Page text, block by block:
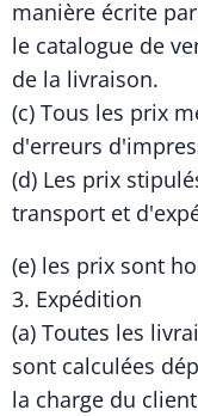
manière écrite
le catalogue de
de la livraison.
(c) Tous les prix
d'erreurs
(d) Les prix
transport et
(e) les prix sont
3. Expédition
(a) Toutes les
sont calculées
la charge du